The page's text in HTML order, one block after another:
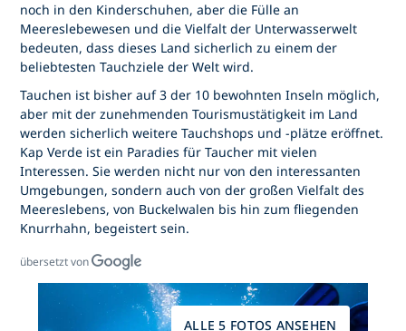
noch in den Kinderschuhen, aber die Fülle an
Meereslebewesen und die Vielfalt der Unterwasserwelt
bedeuten, dass dieses Land sicherlich zu einem der
beliebtesten Tauchziele der Welt wird.
Tauchen ist bisher auf 3 der 10 bewohnten Inseln möglich,
aber mit der zunehmenden Tourismustätigkeit im Land
werden sicherlich weitere Tauchshops und -plätze eröffnet.
Kap Verde ist ein Paradies für Taucher mit vielen
Interessen. Sie werden nicht nur von den interessanten
Umgebungen, sondern auch von der großen Vielfalt des
Meereslebens, von Buckelwalen bis hin zum fliegenden
Knurrhahn, begeistert sein.
übersetzt von
ALLE 5 FOTOS ANSEHEN